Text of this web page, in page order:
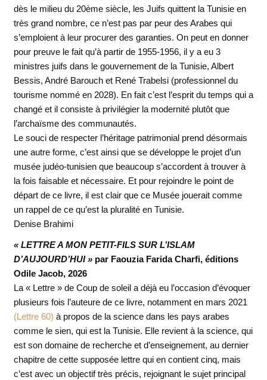
dès le milieu du 20ème siècle, les Juifs quittent la Tunisie en
très grand nombre, ce n’est pas par peur des Arabes qui
s’emploient à leur procurer des garanties. On peut en donner
pour preuve le fait qu’à partir de 1955-1956, il y a eu 3
ministres juifs dans le gouvernement de la Tunisie, Albert
Bessis, André Barouch et René Trabelsi (professionnel du
tourisme nommé en 2028). En fait c’est l’esprit du temps qui a
changé et il consiste à privilégier la modernité plutôt que
l’archaïsme des communautés.
Le souci de respecter l’héritage patrimonial prend désormais
une autre forme, c’est ainsi que se développe le projet d’un
musée judéo-tunisien que beaucoup s’accordent à trouver à
la fois faisable et nécessaire. Et pour rejoindre le point de
départ de ce livre, il est clair que ce Musée jouerait comme
un rappel de ce qu’est la pluralité en Tunisie.
Denise Brahimi
« LETTRE A MON PETIT-FILS SUR L’ISLAM
D’AUJOURD’HUI »par Faouzia Farida Charfi, éditions
Odile Jacob, 2026
La « Lettre » de Coup de soleil a déjà eu l’occasion d’évoquer
plusieurs fois l’auteure de ce livre, notamment en mars 2021
(Lettre 60) à propos de la science dans les pays arabes
comme le sien, qui est la Tunisie. Elle revient à la science, qui
est son domaine de recherche et d’enseignement, au dernier
chapitre de cette supposée lettre qui en contient cinq, mais
c’est avec un objectif très précis, rejoignant le sujet principal